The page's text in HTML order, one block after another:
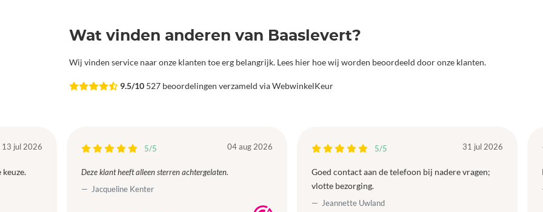
Wat vinden anderen van Baaslevert?
Wij vinden service naar onze klanten toe erg belangrijk. Lees hier hoe wij worden beoordeeld door onze klanten.
9.5/10527 beoordelingen verzameld via WebwinkelKeur
13 jul 2026 5/5 04 aug 2026
Deze klant heeft alleen sterren achtergelaten.
Jacqueline Kenter
5/5 31 jul 2026
Goed contact aan de telefoon bij nadere vragen;
vlotte bezorging.
Jeannette Uwland